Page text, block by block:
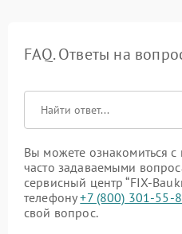
FAQ. Ответы на
Вы можете ознакомиться
часто задаваемыми
сервисный центр “FIX-
телефону+7 (800) 301-55-
свой вопрос.